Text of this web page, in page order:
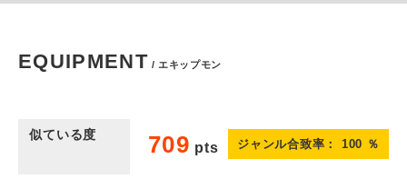
EQUIPMENT / エキップモン
似ている度 709 pts ジャンル合致率： 100 ％